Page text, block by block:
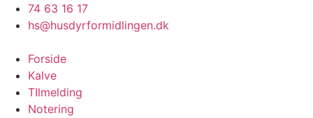
Videre74 63 16 17
hs@husdyrformidlingen.dk
Forside
Kalve
TIlmelding
Notering